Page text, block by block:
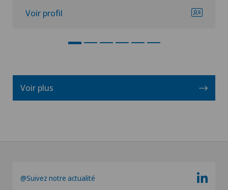
Voir profil
Voir plus
@Suivez notre actualité